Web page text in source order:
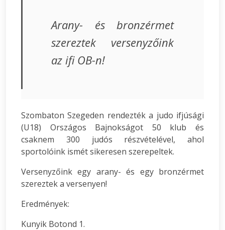
Arany- és bronzérmet
szereztek versenyzőink
az ifi OB-n!
Szombaton Szegeden rendezték a judo ifjúsági
(U18) Országos Bajnokságot 50 klub és
csaknem 300 judós részvételével, ahol
sportolóink ismét sikeresen szerepeltek.
Versenyzőink egy arany- és egy bronzérmet
szereztek a versenyen!
Eredmények:
Kunyik Botond 1.